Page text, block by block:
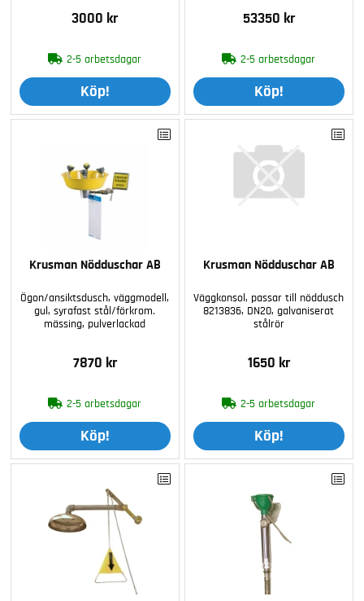
3000 kr
2-5 arbetsdagar
Köp!
53350 kr
2-5 arbetsdagar
Köp!
Krusman Nödduschar AB
Ögon/ansiktsdusch, väggmodell,
gul, syrafast stål/förkrom.
mässing, pulverlackad
7870 kr
2-5 arbetsdagar
Köp!
Krusman Nödduschar AB
Väggkonsol, passar till nöddusch
8213836, DN20, galvaniserat
stålrör
1650 kr
2-5 arbetsdagar
Köp!